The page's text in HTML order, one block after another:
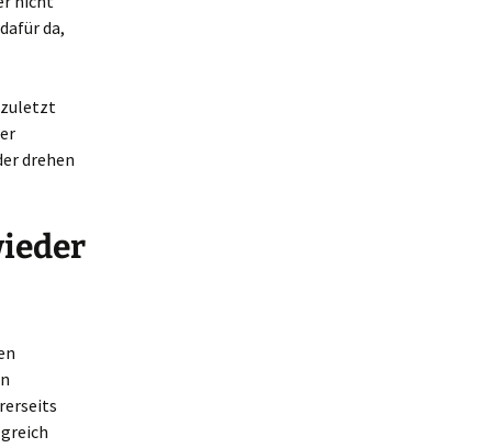
da,
zuletzt
drehen